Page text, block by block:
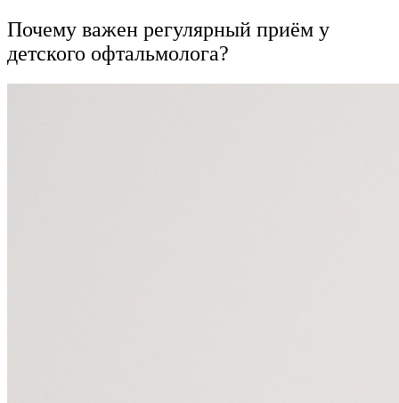
Почему важен регулярный приём у
детского офтальмолога?